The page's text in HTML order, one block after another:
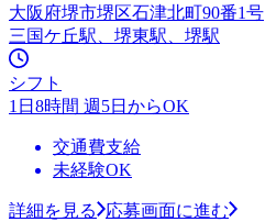
大阪府堺市堺区石津北町90番1号
三国ケ丘駅、堺東駅、堺駅
シフト
1日8時間 週5日からOK
交通費支給
未経験OK
詳細を見る
応募画面に進む